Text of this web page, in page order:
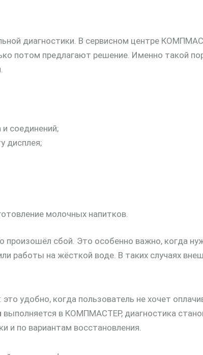
диагностики. В сервисном центре
потом предлагают решение. Именно такой
соединений;
дисплея;
молочных напитков.
произошёл сбой. Это особенно важно, когда
работы на жёсткой воде. В таких случаях
удобно, когда пользователь не хочет
выполняется в КОМПМАСТЕР, диагностика
и по вариантам восстановления.